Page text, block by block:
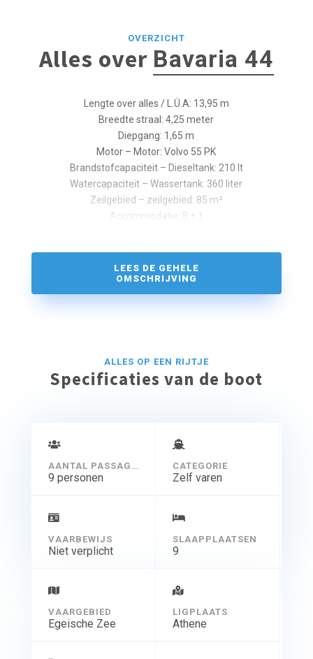
OVERZICHT
Alles over Bavaria 44
Lengte over alles / L.Ü.A: 13,95 m
Breedte straal: 4,25 meter
Diepgang: 1,65 m
Motor – Motor: Volvo 55 PK
Brandstofcapaciteit – Dieseltank: 210 lt
Watercapaciteit – Wassertank: 360 liter
Zeilgebied – zeilgebied: 85 m²
Accommodatie: 8 + 1
LEES DE GEHELE
OMSCHRIJVING
ALLES OP EEN RIJTJE
Specificaties van de boot
AANTAL PASSAGIERS
9 personen
CATEGORIE
Zelf varen
VAARBEWIJS
Niet verplicht
SLAAPPLAATSEN
9
VAARGEBIED
Egeische Zee
LIGPLAATS
Athene